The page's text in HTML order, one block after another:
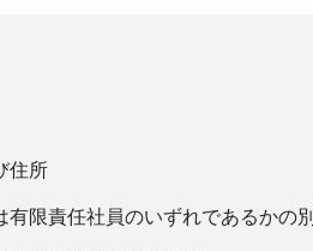
住所
限責任社員のいずれであるかの別